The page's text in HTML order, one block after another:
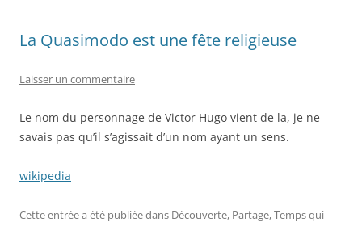
La Quasimodo est une fête religieuse
Laisser un commentaire
Le nom du personnage de Victor Hugo vient de la, je ne
savais pas qu’il s’agissait d’un nom ayant un sens.
wikipedia
Cette entrée a été publiée dans Découverte, Partage,Temps qui